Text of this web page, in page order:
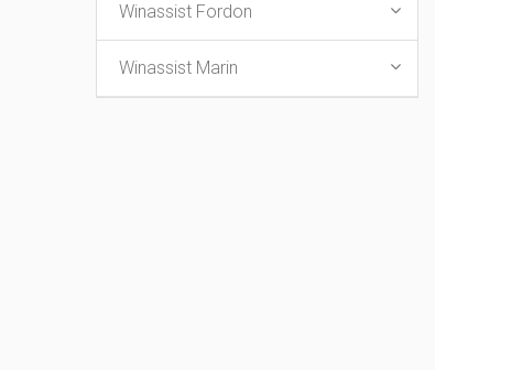
Winassist Fordon
Winassist Marin